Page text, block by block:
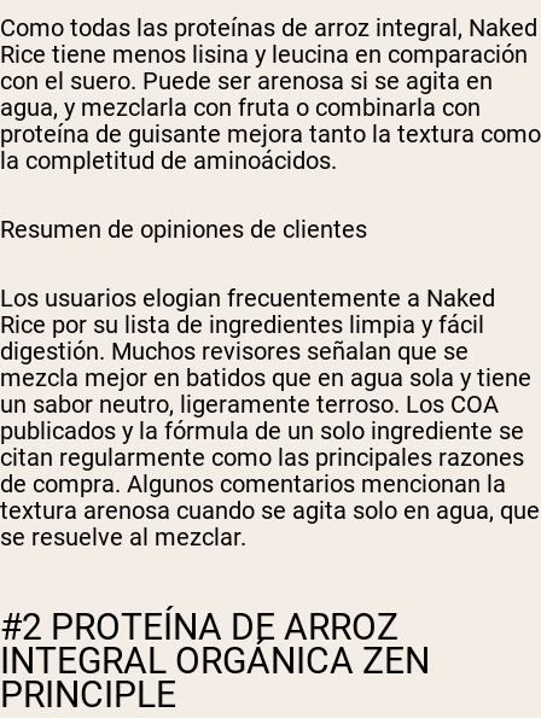
Como todas las proteínas de arroz integral, Naked
Rice tiene menos lisina y leucina en comparación
con el suero. Puede ser arenosa si se agita en
agua, y mezclarla con fruta o combinarla con
proteína de guisante mejora tanto la textura como
la completitud de aminoácidos.
Resumen de opiniones de clientes
Los usuarios elogian frecuentemente a Naked
Rice por su lista de ingredientes limpia y fácil
digestión. Muchos revisores señalan que se
mezcla mejor en batidos que en agua sola y tiene
un sabor neutro, ligeramente terroso. Los COA
publicados y la fórmula de un solo ingrediente se
citan regularmente como las principales razones
de compra. Algunos comentarios mencionan la
textura arenosa cuando se agita solo en agua, que
se resuelve al mezclar.
#2 PROTEÍNA DE ARROZ
INTEGRAL ORGÁNICA ZEN
PRINCIPLE